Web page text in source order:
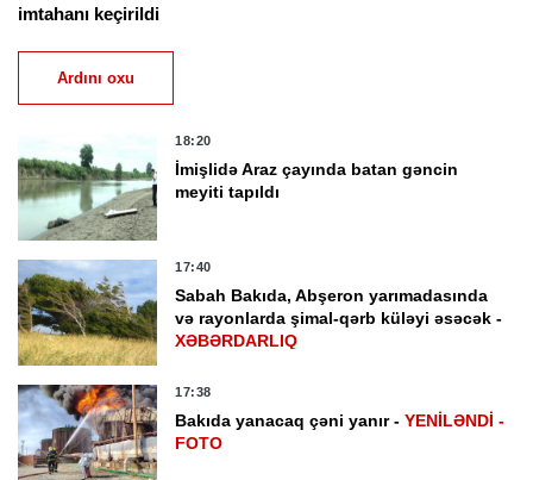
imtahanı keçirildi
Ardını oxu
18:20
İmişlidə Araz çayında batan gəncin
meyiti tapıldı
17:40
Sabah Bakıda, Abşeron yarımadasında
və rayonlarda şimal-qərb küləyi əsəcək -
XƏBƏRDARLIQ
17:38
Bakıda yanacaq çəni yanır -YENİLƏNDİ -
FOTO